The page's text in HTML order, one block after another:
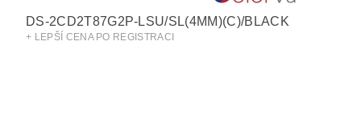
DS-2CD2T87G2P-LSU/SL(4MM)(C)/BLACK
+ LEPŠÍ CENA PO REGISTRACI